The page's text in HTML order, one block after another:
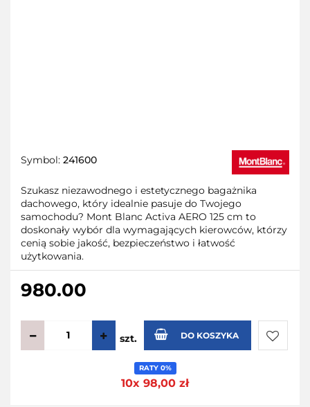
Symbol: 241600
Szukasz niezawodnego i estetycznego bagażnika
dachowego, który idealnie pasuje do Twojego
samochodu? Mont Blanc Activa AERO 125 cm to
doskonały wybór dla wymagających kierowców, którzy
cenią sobie jakość, bezpieczeństwo i łatwość
użytkowania.
980.00
szt. DO KOSZYKA
RATY 0%
10x 98,00 zł